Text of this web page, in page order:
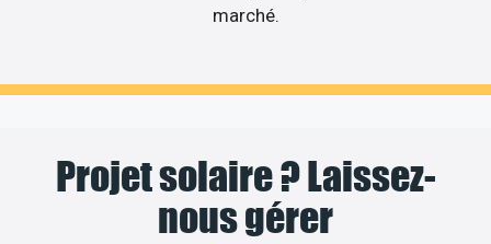
marché.
Projet solaire ? Laissez-
nous gérer